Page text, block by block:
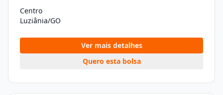
Centro
Luziânia/GO
Ver mais detalhes
Quero esta bolsa